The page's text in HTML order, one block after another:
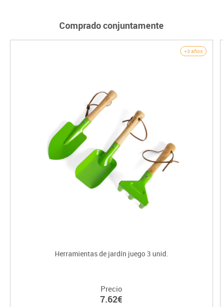
Comprado conjuntamente
+3 años
Herramientas de jardín juego 3 unid.
Precio
7.62€